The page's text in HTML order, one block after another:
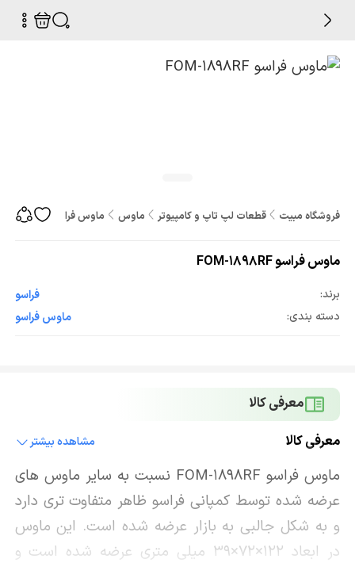
فروشگاه مبیت قطعات لپ تاپ و کامپیوتر ماوس ماوس فراسو FOM-1898RF
ماوس فراسو FOM-1898RF
برند:
فراسو
دسته بندی:
ماوس فراسو
معرفی کالا
معرفی کالا
مشاهده بیشتر
ماوس فراسو FOM-1898RF نسبت به سایر ماوس های
عرضه شده توسط کمپانی فراسو ظاهر متفاوت تری دارد
و به شکل جالبی به بازار عرضه شده است. این ماوس
در ابعاد 122×72×39 میلی متری عرضه شده است و